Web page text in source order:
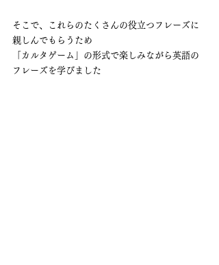
そこで、これらのたくさんの役立つフレーズに
親しんでもらうため
「カルタゲーム」の形式で楽しみながら英語の
フレーズを学びました